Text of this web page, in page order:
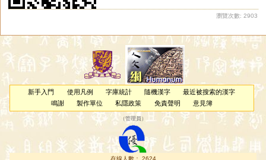
瀏覽次數: 2903
新手入門 使用凡例 字庫統計 隨機漢字
最近被搜索的漢字
鳴謝
製作單位 私隱政策 免責聲明 意見簿
（管理員 ）
在線人數： 2624